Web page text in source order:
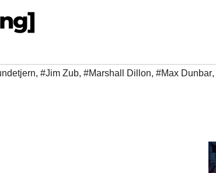
, #Jim Zub, #Marshall Dillon, #Max Dunbar,